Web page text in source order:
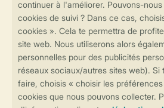
Réservations en ligne rapides
Transmission sécurisée des
Paiement sécurisé